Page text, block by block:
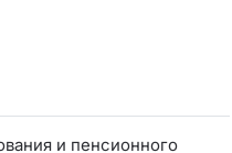
и пенсионного